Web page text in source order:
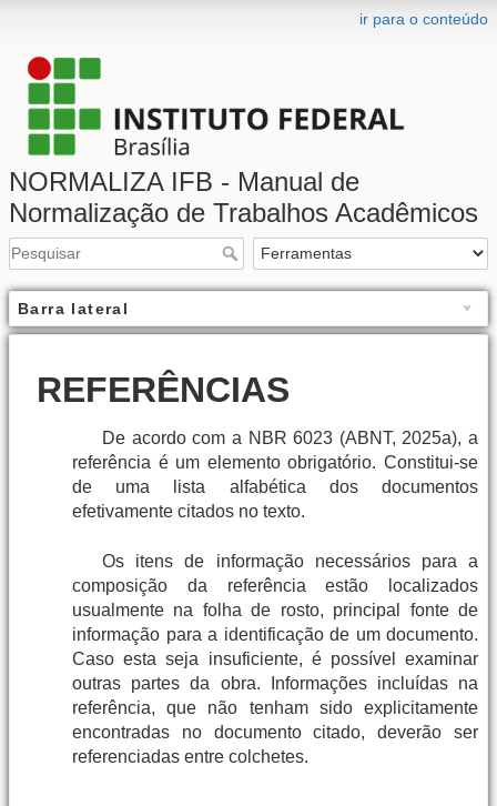
ir para o conteúdo
NORMALIZA IFB - Manual de
Normalização de Trabalhos Acadêmicos
Barra lateral
REFERÊNCIAS
De acordo com a NBR 6023 (ABNT, 2025a), a
referência é um elemento obrigatório. Constitui-se
de uma lista alfabética dos documentos
efetivamente citados no texto.
Os itens de informação necessários para a
composição da referência estão localizados
usualmente na folha de rosto, principal fonte de
informação para a identificação de um documento.
Caso esta seja insuficiente, é possível examinar
outras partes da obra. Informações incluídas na
referência, que não tenham sido explicitamente
encontradas no documento citado, deverão ser
referenciadas entre colchetes.